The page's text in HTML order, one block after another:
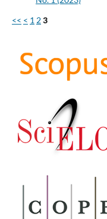
<< < 1 23